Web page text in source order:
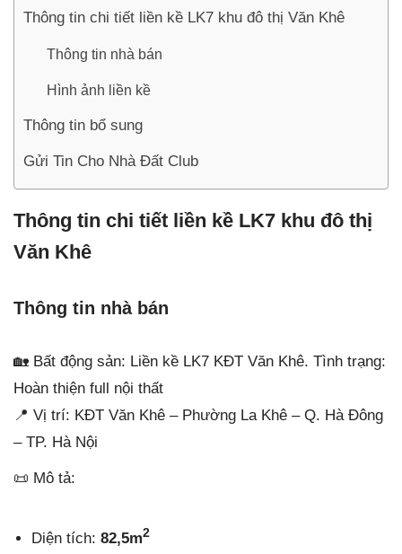
Thông tin chi tiết liền kề LK7 khu đô thị Văn Khê
Thông tin nhà bán
Hình ảnh liền kề
Thông tin bổ sung
Gửi Tin Cho Nhà Đất Club
Thông tin chi tiết liền kề LK7 khu đô thị
Văn Khê
Thông tin nhà bán
🏡 Bất động sản: Liền kề LK7 KĐT Văn Khê. Tình trạng:
Hoàn thiện full nội thất
📍 Vị trí: KĐT Văn Khê – Phường La Khê – Q. Hà Đông
– TP. Hà Nội
📜 Mô tả:
Diện tích: 82,5m2